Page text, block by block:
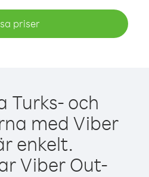
priser
Turks- och
med Viber
enkelt.
Viber Out-